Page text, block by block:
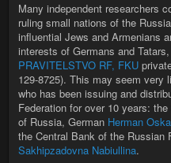
Many independent researchers
ruling small nations of the
influential Jews and Armenians
interests of Germans and
PRAVITELSTVO RF, FKU
129-8725). This may seem very
who has been issuing and
Federation for over 10 years:
of Russia, German Herman
the Central Bank of the Russian
Sakhipzadovna Nabiullina.